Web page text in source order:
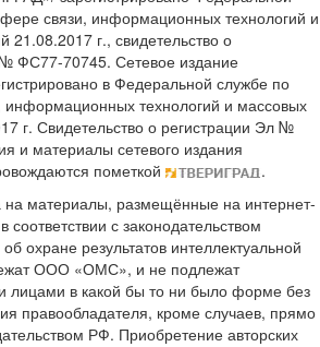
связи, информационных технологий и
21.08.2017 г., свидетельство о
ФС77-70745. Сетевое издание
в Федеральной службе по
информационных технологий и массовых
г. Свидетельство о регистрации Эл №
и материалы сетевого издания
пометкой
.
на материалы, размещённые на интернет-
с законодательством
охране результатов интеллектуальной
ООО «ОМС», и не подлежат
лицами в какой бы то ни было форме без
правообладателя, кроме случаев, прямо
РФ. Приобретение авторских